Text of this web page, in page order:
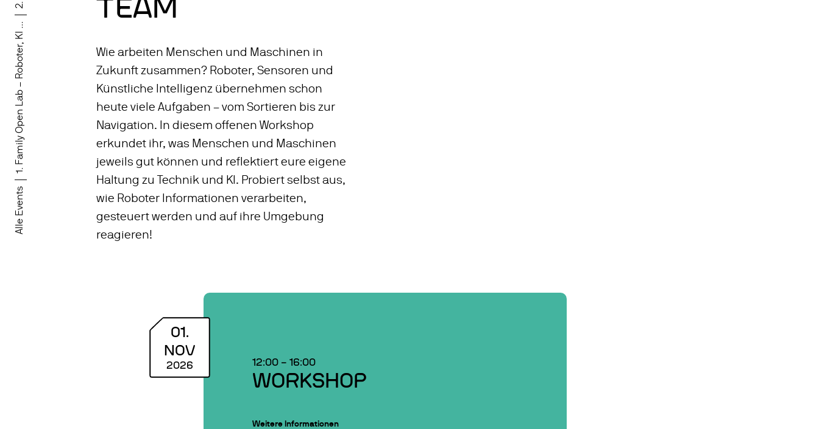
Alle Events
1. Family Open Lab – Roboter, KI ...
TEAM
Wie arbeiten Menschen und Maschinen in
Zukunft zusammen? Roboter, Sensoren und
Künstliche Intelligenz übernehmen schon
heute viele Aufgaben – vom Sortieren bis zur
Navigation. In diesem offenen Workshop
erkundet ihr, was Menschen und Maschinen
jeweils gut können und reflektiert eure eigene
Haltung zu Technik und KI. Probiert selbst aus,
wie Roboter Informationen verarbeiten,
gesteuert werden und auf ihre Umgebung
reagieren!
01.
NOV
2026 12:00 –16:00
WORKSHOP
Weitere Informationen